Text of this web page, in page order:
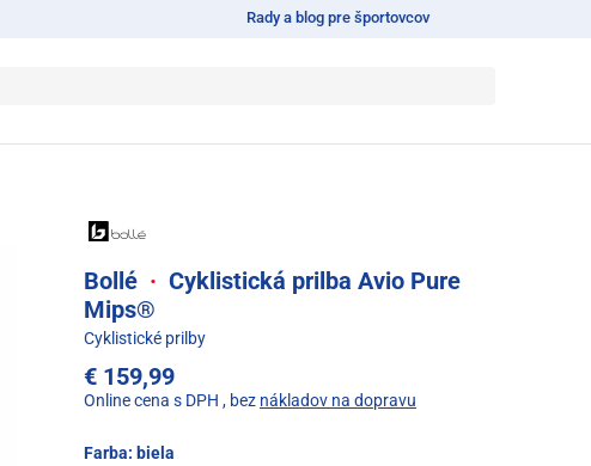
Rady a blog pre športovcov
Bollé · Cyklistická prilba Avio Pure
Mips®
Cyklistické prilby
€ 159,99
Online cena s DPH , bez nákladov na dopravu
Farba: biela